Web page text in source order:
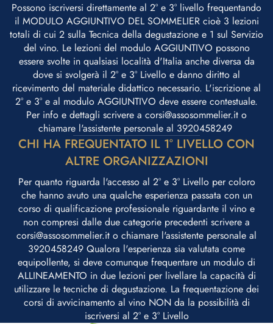
Possono iscriversi direttamente al 2° e 3° livello frequentando
il MODULO AGGIUNTIVO DEL SOMMELIER cioè 3 lezioni
totali di cui 2 sulla Tecnica della degustazione e 1 sul Servizio
del vino. Le lezioni del modulo AGGIUNTIVO possono
essere svolte in qualsiasi località d'Italia anche diversa da
dove si svolgerà il 2° e 3° Livello e danno diritto al
ricevimento del materiale didattico necessario. L'iscrizione al
2° e 3° e al modulo AGGIUNTIVO deve essere contestuale.
Per info e dettagli scrivere a corsi@assosommelier.it o
chiamare l'assistente personale al 3920458249 ​
CHI HA FREQUENTATO IL 1° LIVELLO CON
ALTRE ORGANIZZAZIONI
Per quanto riguarda l'accesso al 2° e 3° Livello per coloro
che hanno avuto una qualche esperienza passata con un
corso di qualificazione professionale riguardante il vino e
non compresi dalle due categorie precedenti scrivere a
corsi@assosommelier.it o chiamare l'assistente personale al
3920458249 Qualora l'esperienza sia valutata come
equipollente, si deve comunque frequentare un modulo di
ALLINEAMENTO in due lezioni per livellare la capacità di
utilizzare le tecniche di degustazione. La frequentazione dei
corsi di avvicinamento al vino NON da la possibilità di
iscriversi al 2° e 3° Livello